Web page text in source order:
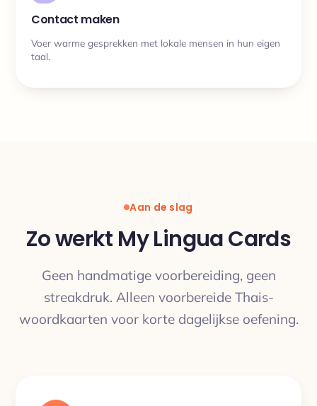
Contact maken
Voer warme gesprekken met lokale mensen in hun eigen
taal.
Aan de slag
Zo werkt My Lingua Cards
Geen handmatige voorbereiding, geen
streakdruk. Alleen voorbereide Thais-
woordkaarten voor korte dagelijkse oefening.